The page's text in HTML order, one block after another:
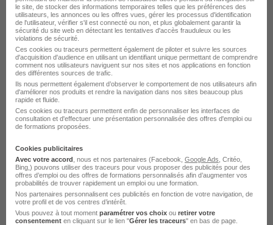
Redacteur Mobilite Restructuration H/F
Rennes - 35
Fonctionnaire
Ministère des Armées
Publié le 12 mai 2026
Je postule
le site, de stocker des informations temporaires telles que les préférences des
utilisateurs, les annonces ou les offres vues, gérer les processus d'identification
de l'utilisateur, vérifier s'il est connecté ou non, et plus globalement garantir la
sécurité du site web en détectant les tentatives d'accès frauduleux ou les
violations de sécurité.
Ces cookies ou traceurs permettent également de piloter et suivre les sources
d'acquisition d'audience en utilisant un identifiant unique permettant de comprendre
comment nos utilisateurs naviguent sur nos sites et nos applications en fonction
des différentes sources de trafic.
Ils nous permettent également d’observer le comportement de nos utilisateurs afin
d'améliorer nos produits et rendre la navigation dans nos sites beaucoup plus
rapide et fluide.
Ces cookies ou traceurs permettent enfin de personnaliser les interfaces de
consultation et d'effectuer une présentation personnalisée des offres d'emploi ou
de formations proposées.
Cookies publicitaires
Avec votre accord , nous et nos partenaires (Facebook, Google Ads , Critéo,
Bing,) pouvons utiliser des traceurs pour vous proposer des publicités pour des
offres d’emploi ou des offres de formations personnalisés afin d’augmenter vos
probabilités de trouver rapidement un emploi ou une formation.
Nos partenaires personnalisent ces publicités en fonction de votre navigation, de
votre profil et de vos centres d’intérêt.
Vous pouvez à tout moment paramétrer vos choix ou retirer votre
consentement en cliquant sur le lien "Gérer les traceurs" en bas de page.